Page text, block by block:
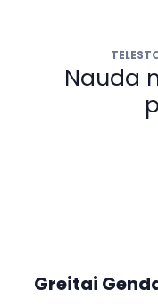
Nauda
Greitai